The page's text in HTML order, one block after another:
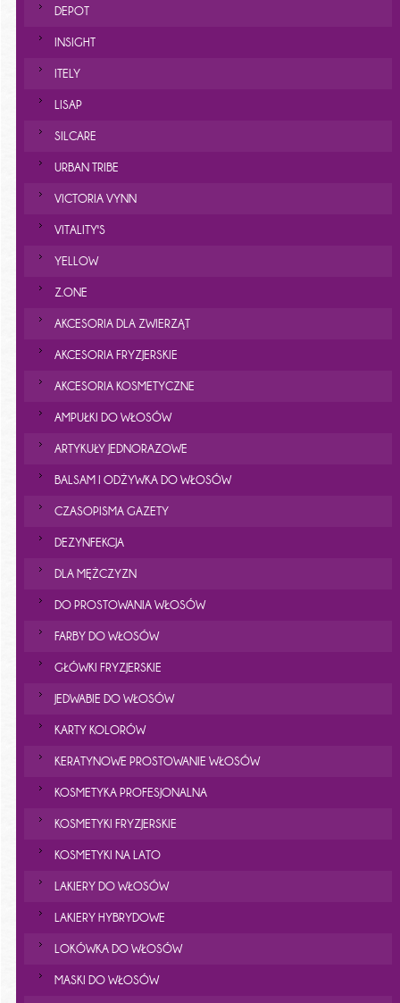
DEPOT
INSIGHT
ITELY
LISAP
SILCARE
URBAN TRIBE
VICTORIA VYNN
VITALITY'S
YELLOW
Z.ONE
AKCESORIA DLA ZWIERZĄT
AKCESORIA FRYZJERSKIE
AKCESORIA KOSMETYCZNE
AMPUŁKI DO WŁOSÓW
ARTYKUŁY JEDNORAZOWE
BALSAM I ODŻYWKA DO WŁOSÓW
CZASOPISMA GAZETY
DEZYNFEKCJA
DLA MĘŻCZYZN
DO PROSTOWANIA WŁOSÓW
FARBY DO WŁOSÓW
GŁÓWKI FRYZJERSKIE
JEDWABIE DO WŁOSÓW
KARTY KOLORÓW
KERATYNOWE PROSTOWANIE WŁOSÓW
KOSMETYKA PROFESJONALNA
KOSMETYKI FRYZJERSKIE
KOSMETYKI NA LATO
LAKIERY DO WŁOSÓW
LAKIERY HYBRYDOWE
LOKÓWKA DO WŁOSÓW
MASKI DO WŁOSÓW